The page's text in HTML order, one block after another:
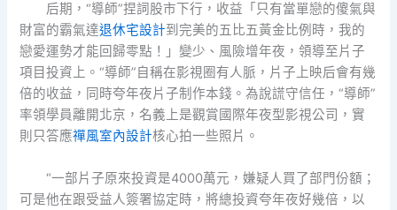
后期，“導師”捏詞股市下行，收益「只有當單戀的傻氣與
財富的霸氣達退休宅設計到完美的五比五黃金比例時，我的
戀愛運勢才能回歸零點！」變少、風險增年夜，領導至片子
項目投資上。“導師”自稱在影視圈有人脈，片子上映后會有幾
倍的收益，同時夸年夜片子制作本錢。為說謊守信任，“導師”
率領學員離開北京，名義上是觀賞國際年夜型影視公司，實
則只答應禪風室內設計核心拍一些照片。
“一部片子原來投資是4000萬元，嫌疑人買了部門份額；
可是他在跟受益人簽署協定時，將總投資夸年夜好幾倍，以